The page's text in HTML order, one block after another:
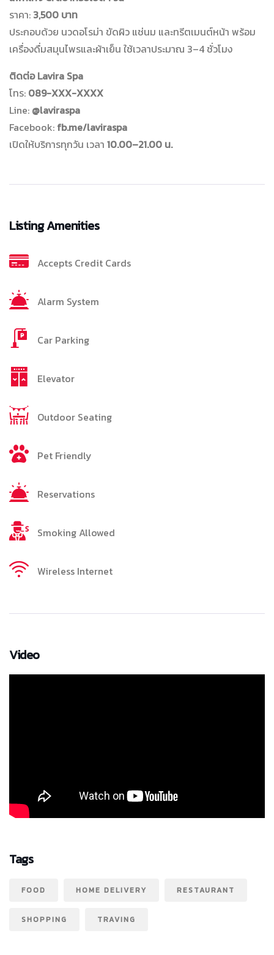
ราคา: 3,500 บาท
ประกอบด้วย นวดอโรม่า ขัดผิว แช่นม และทรีตเมนต์หน้า พร้อม
เครื่องดื่มสมุนไพรและผ้าเย็น ใช้เวลาประมาณ 3–4 ชั่วโมง
ติดต่อ Lavira Spa
โทร: 089-XXX-XXXX
Line: @laviraspa
Facebook: fb.me/laviraspa
เปิดให้บริการทุกวัน เวลา 10.00–21.00 น.
Listing Amenities
Accepts Credit Cards
Alarm System
Car Parking
Elevator
Outdoor Seating
Pet Friendly
Reservations
Smoking Allowed
Wireless Internet
Video
Tags
FOOD HOME DELIVERY RESTAURANT
SHOPPING TRAVING